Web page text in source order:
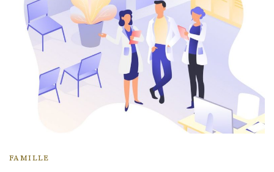
FAMILLE